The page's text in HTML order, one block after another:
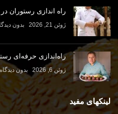
راه اندازی رستوران در
ژوئن 21, 2026 بدون
راه‌اندازی حرفه‌ای
ژوئن 6, 2026 بدون دیدگاه
لینکهای مفید